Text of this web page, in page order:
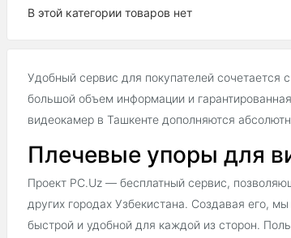
В этой категории товаров нет
Удобный сервис для покупателей
большой объем информации и
видеокамер в Ташкенте дополняются
Плечевые упоры для
Проект PC.Uz — бесплатный сервис,
других городах Узбекистана. Создавая его,
быстрой и удобной для каждой из сторон.